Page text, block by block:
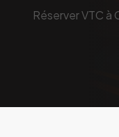
Réserver VTC à